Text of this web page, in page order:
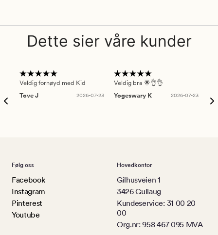
Dette sier våre kunder
Veldig fornøyd med Kid
Tove J
2026-07-23
Veldig bra 🌟👌👌
Yogeswary K
2026-07-23
Følg oss
Facebook
Instagram
Pinterest
Youtube
Hovedkontor
Gilhusveien 1
3426 Gullaug
Kundeservice: 31 00 20
00
Org.nr: 958 467 095 MVA